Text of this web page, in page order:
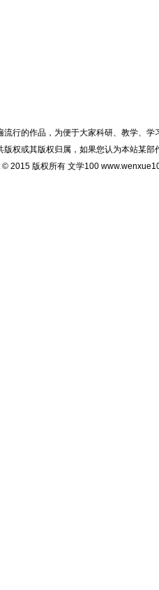
流行的作品，为便于大家科研、教学、
权或其版权归属，如果您认为本站某
© 2015 版权所有 文学100